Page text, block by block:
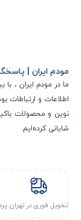
مودم ایران |
ما در مودم ایران ،
اطلاعات و ارتباطات
نوین و محصولات
شایانی کرده‌ایم.
تحویل فوری در تهران